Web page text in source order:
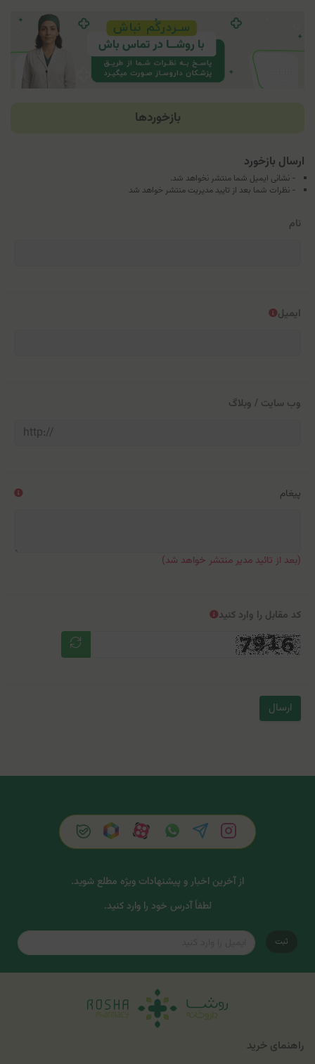
بازخوردها
ارسال بازخورد
- نشانی ایمیل شما منتشر نخواهد شد.
- نظرات شما بعد از تایید مدیریت منتشر خواهد شد
نام
ایمیل
وب سایت / وبلاگ
پیغام
(بعد از تائید مدیر منتشر خواهد شد)
کد مقابل را وارد کنید
ارسال
از آخرین اخبار و پیشنهادات ویژه مطلع شوید.
لطفاً آدرس خود را وارد کنید.
ثبت
راهنمای خرید